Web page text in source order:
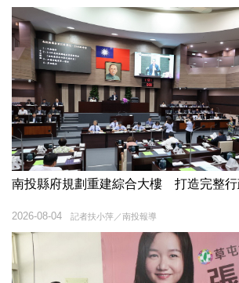
南投縣府規劃重建綜合大樓 打造完整行
記者扶小萍／南投報導
2026-08-04